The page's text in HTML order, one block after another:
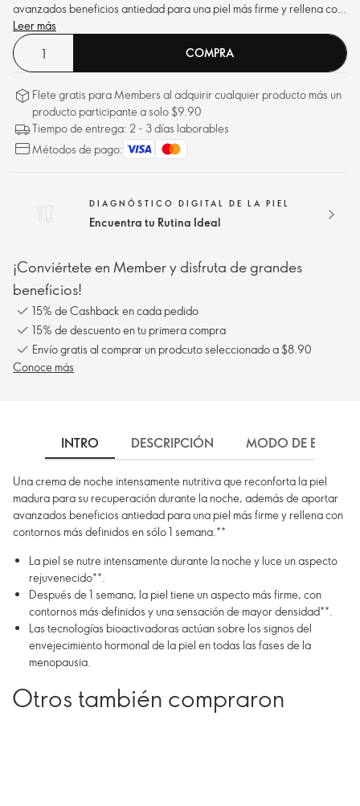
avanzados beneficios antiedad para una piel más firme y rellena con
contornos más definidos en sólo 1 semana.**
Leer más
COMPRA
Flete gratis para Members al adquirir cualquier producto más un
producto participante a solo $9.90
Tiempo de entrega: 2 - 3 días laborables
Métodos de pago:
DIAGNÓSTICO DIGITAL DE LA PIEL
Encuentra tu Rutina Ideal
¡Conviértete en Member y disfruta de grandes
beneficios!
15% de Cashback en cada pedido
15% de descuento en tu primera compra
Envío gratis al comprar un prodcuto seleccionado a $8.90
Conoce más
INTRO DESCRIPCIÓN MODO DE EMPLEO
Una crema de noche intensamente nutritiva que reconforta la piel
madura para su recuperación durante la noche, además de aportar
avanzados beneficios antiedad para una piel más firme y rellena con
contornos más definidos en sólo 1 semana.**
La piel se nutre intensamente durante la noche y luce un aspecto
rejuvenecido**.
Después de 1 semana, la piel tiene un aspecto más firme, con
contornos más definidos y una sensación de mayor densidad**.
Las tecnologías bioactivadoras actúan sobre los signos del
envejecimiento hormonal de la piel en todas las fases de la
menopausia.
Otros también compraron